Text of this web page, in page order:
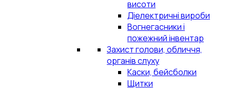
висоти
Діелектричні вироби
Вогнегасники і
пожежний інвентар
Захист голови, обличчя,
органів слуху
Каски, бейсболки
Щитки